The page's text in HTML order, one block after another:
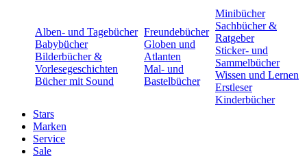
Alben- und Tagebücher
Babybücher
Bilderbücher &
Vorlesegeschichten
Bücher mit Sound
Freundebücher
Globen und
Atlanten
Mal- und
Bastelbücher
Minibücher
Sachbücher &
Ratgeber
Sticker- und
Sammelbücher
Wissen und Lernen
Erstleser
Kinderbücher
Stars
Marken
Service
Sale